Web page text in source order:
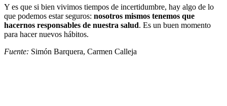
Y es que si bien vivimos tiempos de incertidumbre, hay algo de lo
que podemos estar seguros: nosotros mismos tenemos que
hacernos responsables de nuestra salud. Es un buen momento
para hacer nuevos hábitos.
Fuente: Simón Barquera, Carmen Calleja